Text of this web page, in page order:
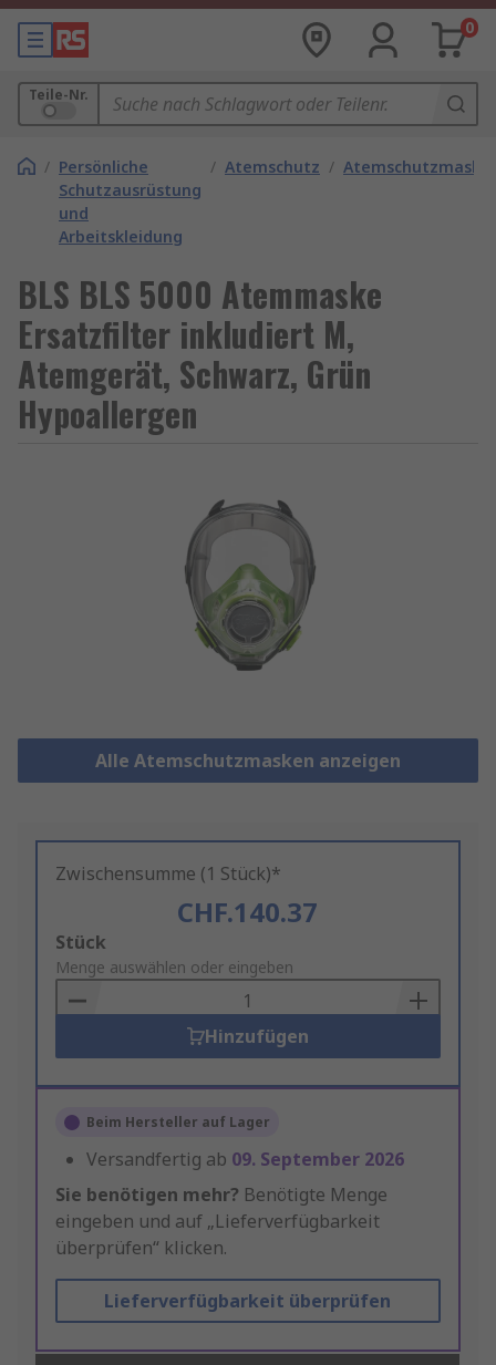
0
Teile-Nr.
/ Persönliche
Schutzausrüstung
und
Arbeitskleidung
/ Atemschutz /
BLS BLS 5000 Atemmaske
Ersatzfilter inkludiert M,
Atemgerät, Schwarz, Grün
Hypoallergen
Alle Atemschutzmasken anzeigen
Zwischensumme (1 Stück)*
CHF.140.37
Add
to
Basket
Stück
Menge auswählen oder eingeben
Hinzufügen
Beim Hersteller auf Lager
Versandfertig ab 09. September 2026
Sie benötigen mehr? Benötigte Menge
eingeben und auf „Lieferverfügbarkeit
überprüfen“ klicken.
Lieferverfügbarkeit überprüfen